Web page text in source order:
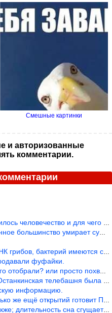
Смешные картинки
и авторизованные
комментарии.
человечество и для чего оно сущ
умирает существенно ча
бактерий имеются сведения из
фуфайки.
или просто похвастались.
телебашня была самым в
информацию.
ещё открытий готовит Просвещень
сна сгущает кровото